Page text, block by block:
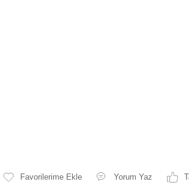
Yorum Yaz